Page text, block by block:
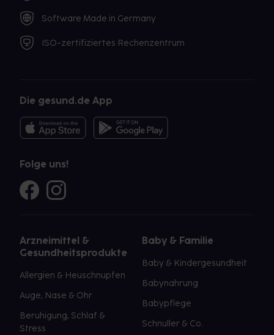
Software Made in Germany
ISO-zertifiziertes Rechenzentrum
Die gesund.de App
Folge uns!
Arzneimittel &
Gesundheitsprodukte
Allergien & Heuschnupfen
Auge, Nase & Ohr
Beruhigung, Schlaf &
Stress
Baby & Familie
Baby & Kindergesundheit
Babynahrung
Babypflege
Schnuller & Co.